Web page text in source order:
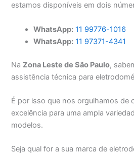
estamos disponíveis em dois
WhatsApp: 11 99776-1016
WhatsApp: 11 97371-4341
NaZona Leste de São Paulo,
assistência técnica para
É por isso que nos orgulhamos de
excelência para uma ampla
modelos.
Seja qual for a sua marca de